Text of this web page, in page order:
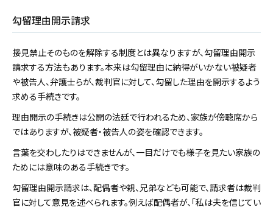
勾留理由開示請求
接見禁止そのものを解除する制度とは異なりますが、勾留理由開示
請求する方法もあります。本来は勾留理由に納得がいかない被疑者
や被告人、弁護士らが、裁判官に対して、勾留した理由を開示するよう
求める手続きです。
理由開示の手続きは公開の法廷で行われるため、家族が傍聴席から
ではありますが、被疑者・被告人の姿を確認できます。
言葉を交わしたりはできませんが、一目だけでも様子を見たい家族の
ためには意味のある手続きです。
勾留理由開示請求は、配偶者や親、兄弟なども可能で、請求者は裁判
官に対して意見を述べられます。例えば配偶者が、「私は夫を信じてい